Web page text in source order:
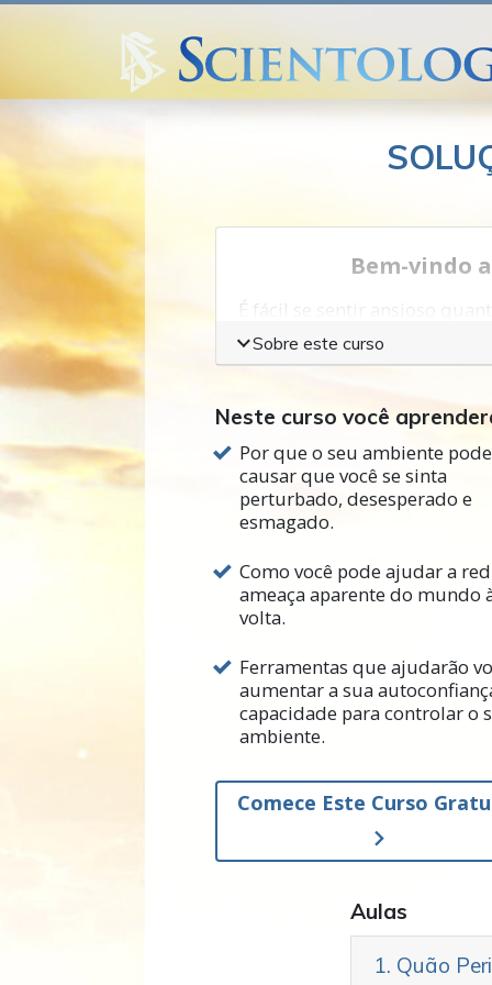
Bem-vindo
É fácil se sentir ansioso
Tudo o que vemos é
Parece que acontece em
Pode nos fazer sentir
os dias.
Mas há algo importante a
L. Ron Hubbard descobriu
quanto possível. E ele
com seu ambiente.
Neste curso, você irá
como ajudar outras
eficaz. A informação contida
mais bem-sucedida.
Ao fazer este curso,
totalmente. A única razão
Sobre este curso
Neste curso você
Por que o seu ambiente pode
causar que você se sinta
perturbado, desesperado e
esmagado.
Como você pode ajudar a
ameaça aparente do mundo
volta.
Ferramentas que ajudarão
aumentar a sua
capacidade para controlar o
ambiente.
Comece Este Curso
Aulas
1. Quão